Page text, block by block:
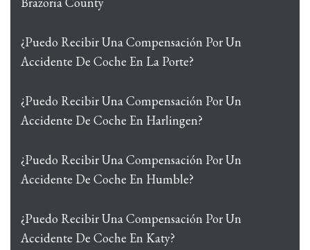
¿Puedo Recibir Una Compensación Por Un
Accidente De Coche En La Porte?
¿Puedo Recibir Una Compensación Por Un
Accidente De Coche En Harlingen?
¿Puedo Recibir Una Compensación Por Un
Accidente De Coche En Humble?
¿Puedo Recibir Una Compensación Por Un
Accidente De Coche En Katy?